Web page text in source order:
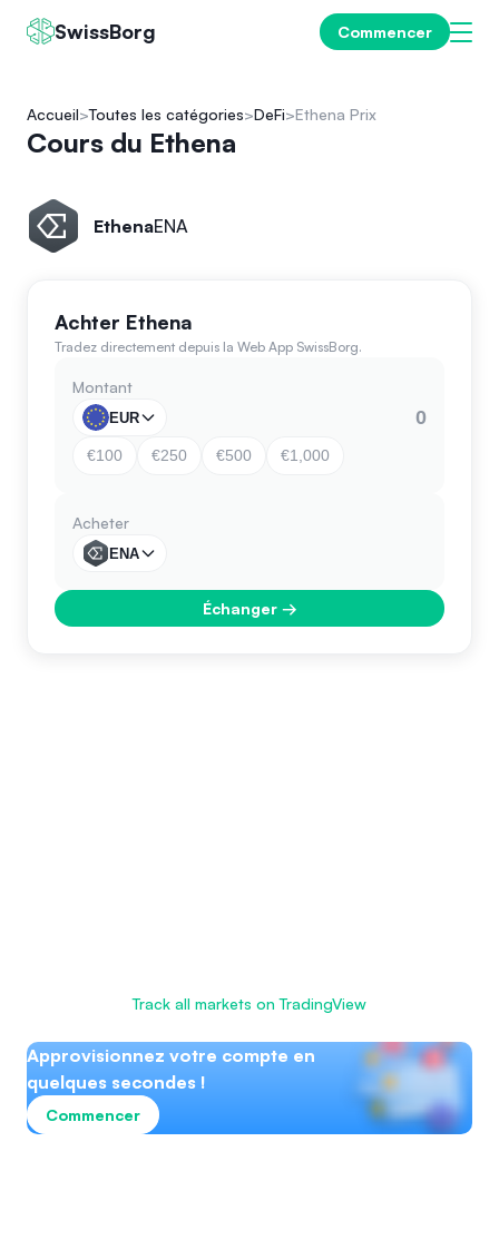
SwissBorg Commencer
Accueil Toutes les catégories DeFi Ethena Prix
Cours du Ethena
EthenaENA
Achter Ethena
Tradez directement depuis la Web App SwissBorg.
Montant
EUR
€100 €250 €500 €1,000
Acheter
ENA
Échanger→
Track all markets on TradingView
Approvisionnez votre compte en
quelques secondes !
Commencer